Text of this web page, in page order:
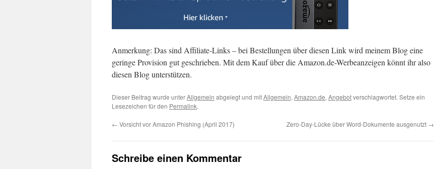
Anmerkung: Das sind Affiliate-Links – bei Bestellungen über diesen Link wird meinem Blog eine
geringe Provision gut geschrieben. Mit dem Kauf über die Amazon.de-Werbeanzeigen könnt ihr also
diesen Blog unterstützen.
Dieser Beitrag wurde unterAllgemein abgelegt und mitAllgemein, Amazon.de, Angebotverschlagwortet. Setze ein
Lesezeichen für den Permalink.
← Vorsicht vor Amazon Phishing (April 2017) Zero-Day-Lücke über Word-Dokumente ausgenutzt →
Schreibe einen Kommentar